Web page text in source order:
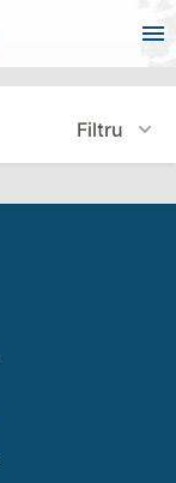
Filtru